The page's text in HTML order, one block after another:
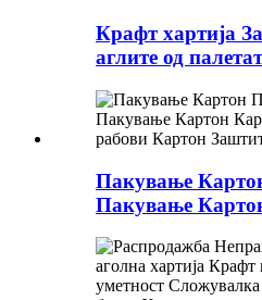
Крафт хартија
аглите од
Пакување
Пакување